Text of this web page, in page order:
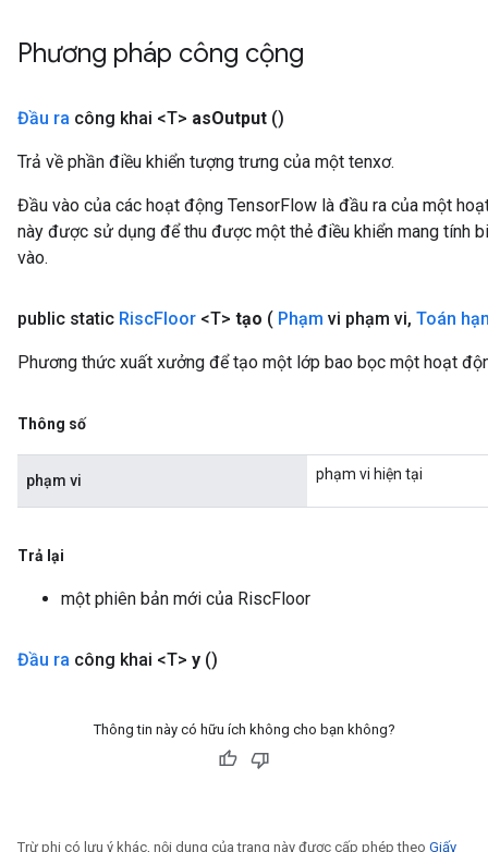
Phương pháp công cộng
Đầu ra công khai <T> asOutput ()
Trả về phần điều khiển tượng trưng của một tenxơ.
Đầu vào của các hoạt động TensorFlow là đầu ra của một
này được sử dụng để thu được một thẻ điều khiển mang tính
vào.
public static RiscFloor <T> tạo ( Phạm vi phạm vi, Toán
Phương thức xuất xưởng để tạo một lớp bao bọc một hoạt
Thông số
phạm vi phạm vi hiện tại
Trả lại
một phiên bản mới của RiscFloor
Đầu ra công khai <T> y ()
Thông tin này có hữu ích không cho bạn không?
Trừ phi có lưu ý khác, nội dung của trang này được cấp phép theo Giấy